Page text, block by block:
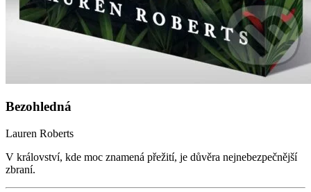
Bezohledná
Lauren Roberts
V království, kde moc znamená přežití, je důvěra nejnebezpečnější
zbraní.